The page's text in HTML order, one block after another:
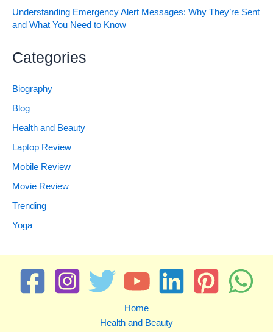
Understanding Emergency Alert Messages: Why They’re Sent
and What You Need to Know
Categories
Biography
Blog
Health and Beauty
Laptop Review
Mobile Review
Movie Review
Trending
Yoga
Home
Health and Beauty